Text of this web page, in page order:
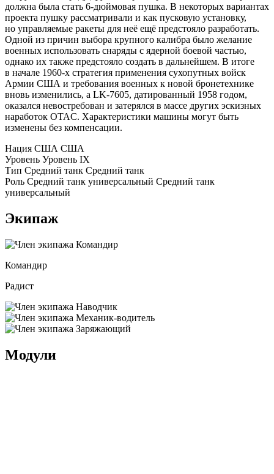
должна была стать 6-дюймовая пушка. В некоторых вариантах
проекта пушку рассматривали и как пусковую установку,
но управляемые ракеты для неё ещё предстояло разработать.
Одной из причин выбора крупного калибра было желание
военных использовать снаряды с ядерной боевой частью,
однако их также предстояло создать в дальнейшем. В итоге
в начале 1960-х стратегия применения сухопутных войск
Армии США и требования военных к новой бронетехнике
вновь изменились, а LK-7605, датированный 1958 годом,
оказался невостребован и затерялся в массе других эскизных
наработок OTAC. Характеристики машины могут быть
изменены без компенсации.
Нация США США
Уровень Уровень IX
Тип Средний танк Средний танк
Роль Средний танк универсальный Средний танк
универсальный
Экипаж
Командир
Командир
Радист
Наводчик
Механик-водитель
Заряжающий
Модули